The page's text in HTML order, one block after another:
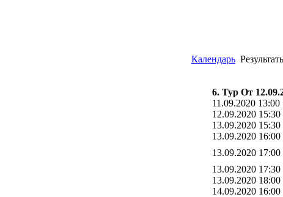
Календарь
6. Тур От
11.09.2020 13:00
12.09.2020 15:30
13.09.2020 15:30
13.09.2020 16:00
13.09.2020 17:00
13.09.2020 17:30
13.09.2020 18:00
14.09.2020 16:00